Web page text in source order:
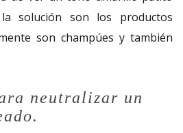
solución son los productos
son champúes y también
neutralizar un